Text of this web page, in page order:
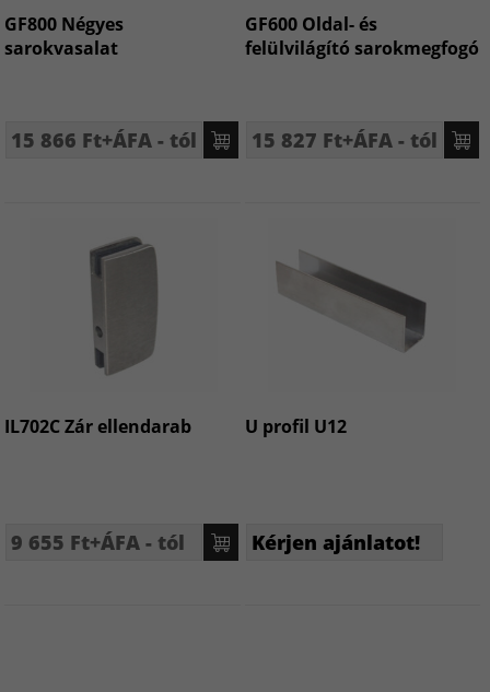
GF800 Négyes
sarokvasalat
15 866 Ft+ÁFA - tól
GF600 Oldal- és
felülvilágító sarokmegfogó
15 827 Ft+ÁFA - tól
IL702C Zár ellendarab
9 655 Ft+ÁFA - tól
U profil U12
Kérjen ajánlatot!